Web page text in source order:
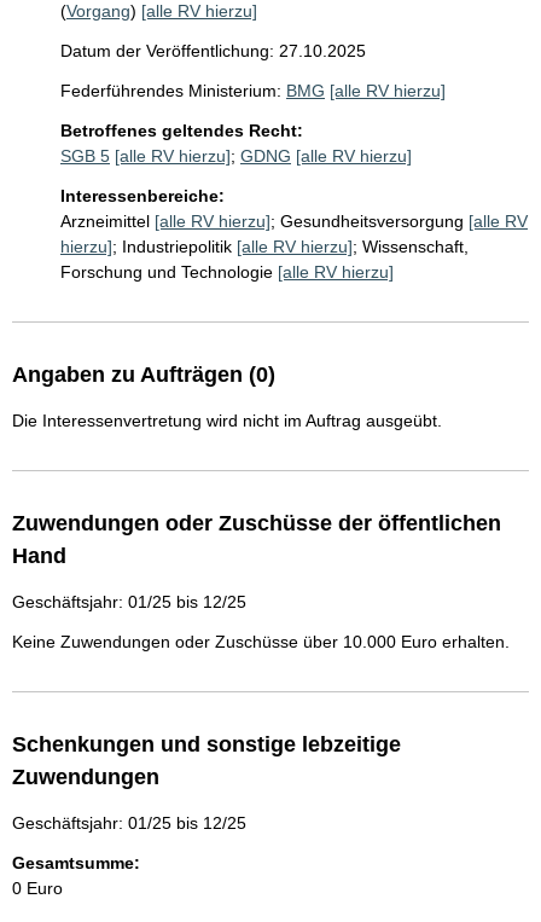
(Vorgang) [alle RV hierzu]
Datum der Veröffentlichung: 27.10.2025
Federführendes Ministerium: BMG [alle RV hierzu]
Betroffenes geltendes Recht:
SGB 5 [alle RV hierzu]; GDNG [alle RV hierzu]
Interessenbereiche:
Arzneimittel [alle RV hierzu]; Gesundheitsversorgung [alle RV
hierzu]; Industriepolitik [alle RV hierzu]; Wissenschaft,
Forschung und Technologie [alle RV hierzu]
Angaben zu Aufträgen (0)
Die Interessenvertretung wird nicht im Auftrag ausgeübt.
Zuwendungen oder Zuschüsse der öffentlichen
Hand
Geschäftsjahr: 01/25 bis 12/25
Keine Zuwendungen oder Zuschüsse über 10.000 Euro erhalten.
Schenkungen und sonstige lebzeitige
Zuwendungen
Geschäftsjahr: 01/25 bis 12/25
Gesamtsumme:
0 Euro